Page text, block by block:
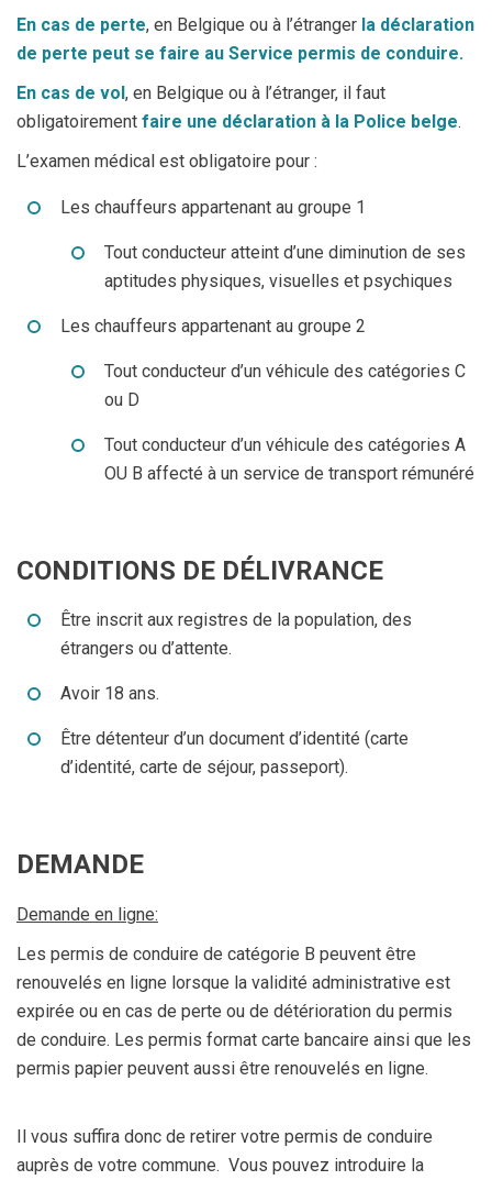
En cas de perte, en Belgique ou à l’étranger la déclaration
de perte peut se faire au Service permis de conduire.
En cas de vol, en Belgique ou à l’étranger, il faut
obligatoirement faire une déclaration à la Police belge.
L’examen médical est obligatoire pour :
Les chauffeurs appartenant au groupe 1
Tout conducteur atteint d’une diminution de ses
aptitudes physiques, visuelles et psychiques
Les chauffeurs appartenant au groupe 2
Tout conducteur d’un véhicule des catégories C
ou D
Tout conducteur d’un véhicule des catégories A
OU B affecté à un service de transport rémunéré
CONDITIONS DE DÉLIVRANCE
Être inscrit aux registres de la population, des
étrangers ou d’attente.
Avoir 18 ans.
Être détenteur d’un document d’identité (carte
d’identité, carte de séjour, passeport).
DEMANDE
Demande en ligne:
Les permis de conduire de catégorie B peuvent être
renouvelés en ligne lorsque la validité administrative est
expirée ou en cas de perte ou de détérioration du permis
de conduire. Les permis format carte bancaire ainsi que les
permis papier peuvent aussi être renouvelés en ligne.
Il vous suffira donc de retirer votre permis de conduire
auprès de votre commune. Vous pouvez introduire la